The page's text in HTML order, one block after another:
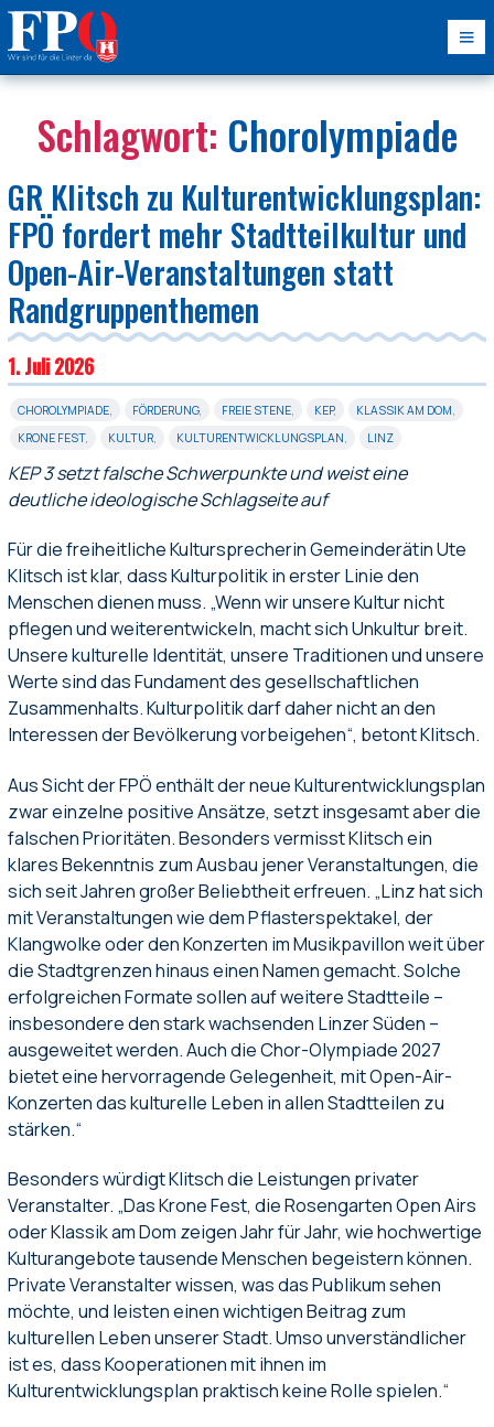
Schlagwort: Chorolympiade
GR Klitsch zu Kulturentwicklungsplan:
FPÖ fordert mehr Stadtteilkultur und
Open-Air-Veranstaltungen statt
Randgruppenthemen
1. Juli 2026
CHOROLYMPIADE FÖRDERUNG, FREIE STENE KEP, KLASSIK AM DOM
KRONE FEST, KULTUR KULTURENTWICKLUNGSPLAN LINZ
KEP 3 setzt falsche Schwerpunkte und weist eine
deutliche ideologische Schlagseite auf
Für die freiheitliche Kultursprecherin Gemeinderätin Ute
Klitsch ist klar, dass Kulturpolitik in erster Linie den
Menschen dienen muss. „Wenn wir unsere Kultur nicht
pflegen und weiterentwickeln, macht sich Unkultur breit.
Unsere kulturelle Identität, unsere Traditionen und unsere
Werte sind das Fundament des gesellschaftlichen
Zusammenhalts. Kulturpolitik darf daher nicht an den
Interessen der Bevölkerung vorbeigehen“, betont Klitsch.
Aus Sicht der FPÖ enthält der neue Kulturentwicklungsplan
zwar einzelne positive Ansätze, setzt insgesamt aber die
falschen Prioritäten. Besonders vermisst Klitsch ein
klares Bekenntnis zum Ausbau jener Veranstaltungen, die
sich seit Jahren großer Beliebtheit erfreuen. „Linz hat sich
mit Veranstaltungen wie dem Pflasterspektakel, der
Klangwolke oder den Konzerten im Musikpavillon weit über
die Stadtgrenzen hinaus einen Namen gemacht. Solche
erfolgreichen Formate sollen auf weitere Stadtteile –
insbesondere den stark wachsenden Linzer Süden –
ausgeweitet werden. Auch die Chor-Olympiade 2027
bietet eine hervorragende Gelegenheit, mit Open-Air-
Konzerten das kulturelle Leben in allen Stadtteilen zu
stärken.“
Besonders würdigt Klitsch die Leistungen privater
Veranstalter. „Das Krone Fest, die Rosengarten Open Airs
oder Klassik am Dom zeigen Jahr für Jahr, wie hochwertige
Kulturangebote tausende Menschen begeistern können.
Private Veranstalter wissen, was das Publikum sehen
möchte, und leisten einen wichtigen Beitrag zum
kulturellen Leben unserer Stadt. Umso unverständlicher
ist es, dass Kooperationen mit ihnen im
Kulturentwicklungsplan praktisch keine Rolle spielen.“